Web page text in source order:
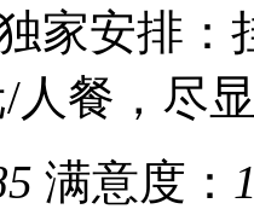
家安排：
人餐，尽
满意度：